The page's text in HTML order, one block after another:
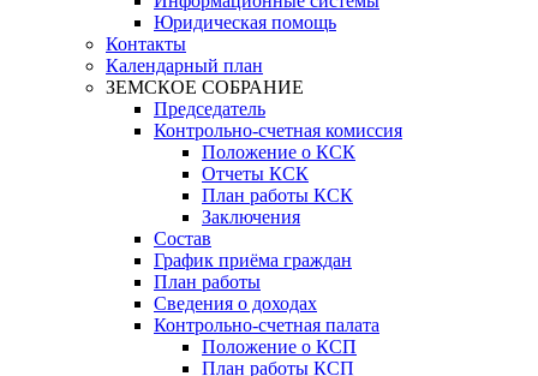
Юридическая помощь
Контакты
Календарный план
ЗЕМСКОЕ СОБРАНИЕ
Председатель
Контрольно-счетная комиссия
Положение о КСК
Отчеты КСК
План работы КСК
Заключения
Состав
График приёма граждан
План работы
Сведения о доходах
Контрольно-счетная палата
Положение о КСП
План работы КСП